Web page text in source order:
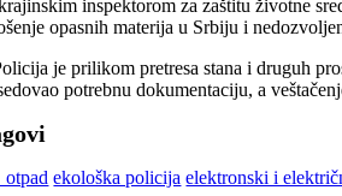
inspektorom za zaštitu životne
opasnih materija u Srbiju i
je prilikom pretresa stana i druguh
potrebnu dokumentaciju, a
otpad ekološka policija elektronski i